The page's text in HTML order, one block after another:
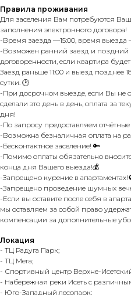
Правила проживания
Для заселения Вам потребуются
заполнения электронного договора!
-Время заезда —15:00, время
-Возможен ранний заезд и поздний
договоренности, если квартира
Заезд раньше 11:00 и выезд позднее
сутки. 🕑
-При досрочном выезде, если Вы не
сделали это день в день, оплата за
дня!
-По запросу предоставляем
-Возможна безналичная оплата на
-Бесконтактное заселение! 🔑
-Помимо оплаты обязательно
конца дня Вашего выезда!💰
-Запрещено курение в
-Запрещено проведение шумных
-Если вы оставите после себя в
мы оставляем за собой право
компенсации за дополнительные
Локация
- ТЦ Радуга Парк;
- ТЦ Мега;
- Спортивный центр Верхне-
- Набережная реки Исеть с
- Юго-Западный лесопарк;